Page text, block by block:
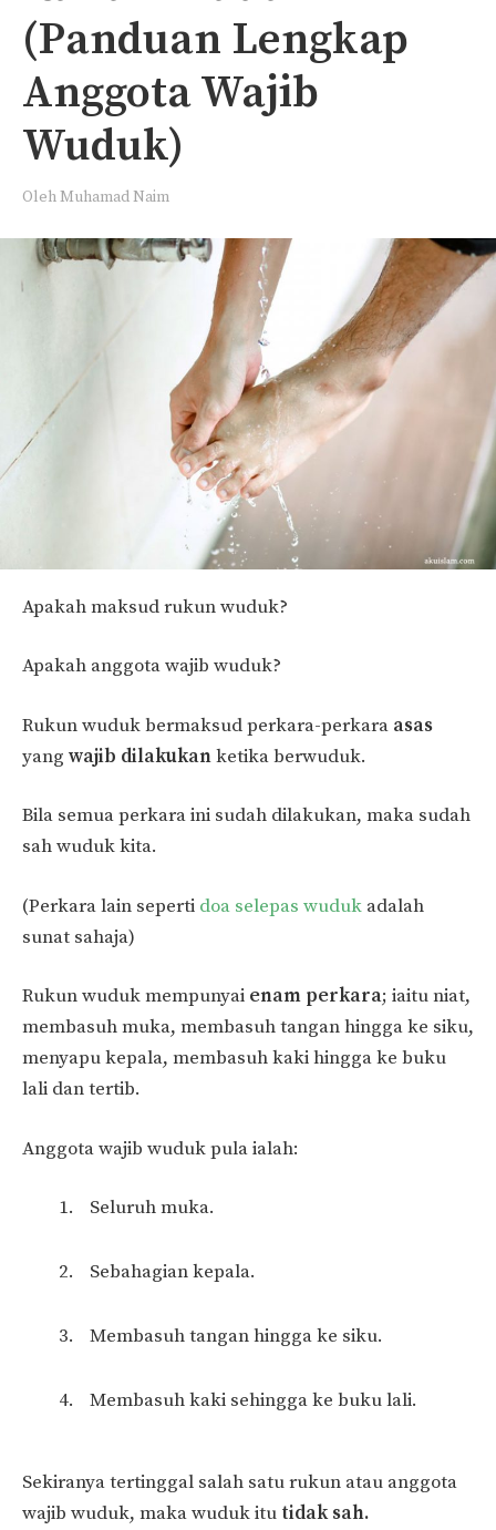
(Panduan Lengkap
Anggota Wajib
Wuduk)
OlehMuhamad Naim
Apakah maksud rukun wuduk?
Apakah anggota wajib wuduk?
Rukun wuduk bermaksud perkara-perkara asas
yang wajib dilakukanketika berwuduk.
Bila semua perkara ini sudah dilakukan, maka sudah
sah wuduk kita.
(Perkara lain seperti doa selepas wuduk adalah
sunat sahaja)
Rukun wuduk mempunyai enam perkara; iaitu niat,
membasuh muka, membasuh tangan hingga ke siku,
menyapu kepala, membasuh kaki hingga ke buku
lali dan tertib.
Anggota wajib wuduk pula ialah:
Seluruh muka.
Sebahagian kepala.
Membasuh tangan hingga ke siku.
Membasuh kaki sehingga ke buku lali.
Sekiranya tertinggal salah satu rukun atau anggota
wajib wuduk, maka wuduk itu tidak sah.